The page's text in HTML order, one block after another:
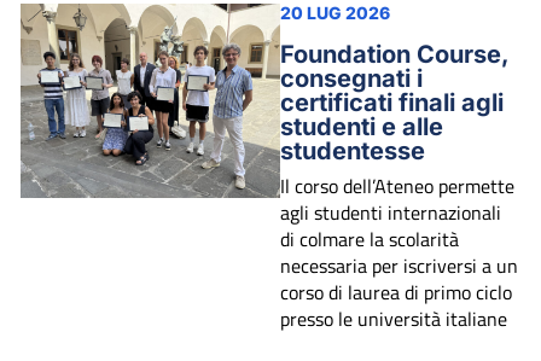
20 LUG 2026
Foundation Course,
consegnati i
certificati finali agli
studenti e alle
studentesse
Il corso dell’Ateneo permette
agli studenti internazionali
di colmare la scolarità
necessaria per iscriversi a un
corso di laurea di primo ciclo
presso le università italiane